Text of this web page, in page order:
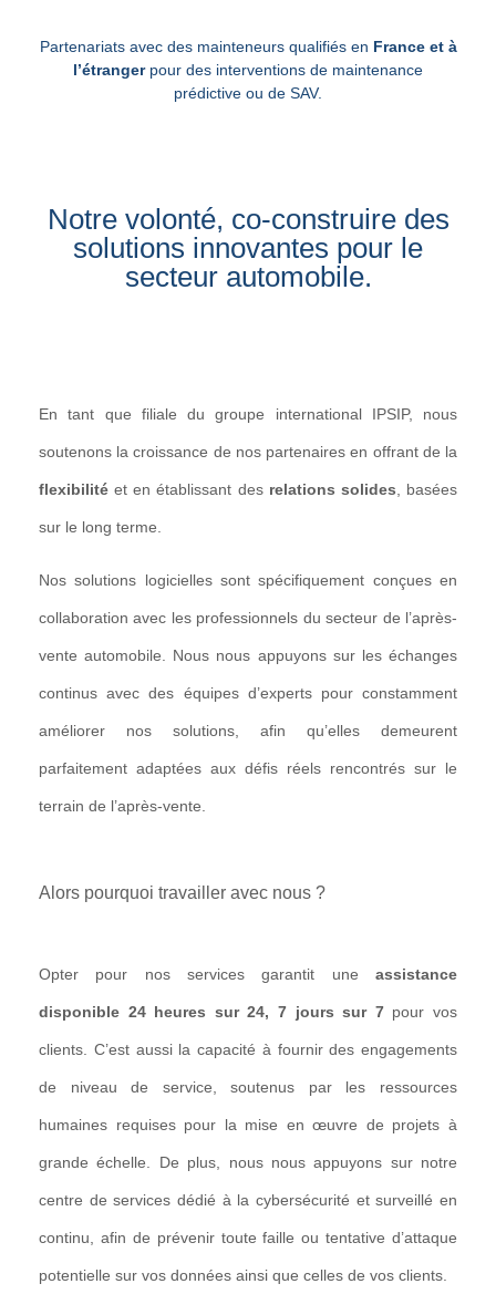
Partenariats avec des mainteneurs qualifiés en France et à
l’étrangerpour des interventions de maintenance
prédictive ou de SAV.
Notre volonté, co-construire des
solutions innovantes pour le
secteur automobile.​
En tant que filiale du groupe international IPSIP, nous
soutenons la croissance de nos partenaires en offrant de la
flexibilitéet en établissant des relations solides , basées
sur le long terme.
Nos solutions logicielles sont spécifiquement conçues en
collaboration avec les professionnels du secteur de l’après-
vente automobile. Nous nous appuyons sur les échanges
continus avec des équipes d’experts pour constamment
améliorer nos solutions, afin qu’elles demeurent
parfaitement adaptées aux défis réels rencontrés sur le
terrain de l’après-vente.
Alors pourquoi travailler avec nous ?
Opter pour nos services garantit une assistance
disponible 24 heures sur 24, 7 jours sur 7pour vos
clients. C’est aussi la capacité à fournir des engagements
de niveau de service, soutenus par les ressources
humaines requises pour la mise en œuvre de projets à
grande échelle. De plus, nous nous appuyons sur notre
centre de services dédié à la cybersécurité et surveillé en
continu, afin de prévenir toute faille ou tentative d’attaque
potentielle sur vos données ainsi que celles de vos clients.